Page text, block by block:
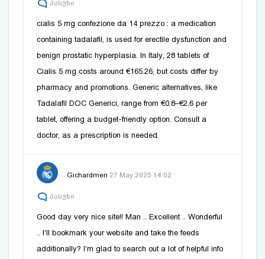
პასუხი
cialis 5 mg confezione da 14 prezzo : a medication
containing tadalafil, is used for erectile dysfunction and
benign prostatic hyperplasia. In Italy, 28 tablets of
Cialis 5 mg costs around €165.26, but costs differ by
pharmacy and promotions. Generic alternatives, like
Tadalafil DOC Generici, range from €0.8–€2.6 per
tablet, offering a budget-friendly option. Consult a
doctor, as a prescription is needed.
Gichardmen 27 May 2025 14:02
პასუხი
Good day very nice site!! Man .. Excellent .. Wonderful
.. I'll bookmark your website and take the feeds
additionally? I'm glad to search out a lot of helpful info